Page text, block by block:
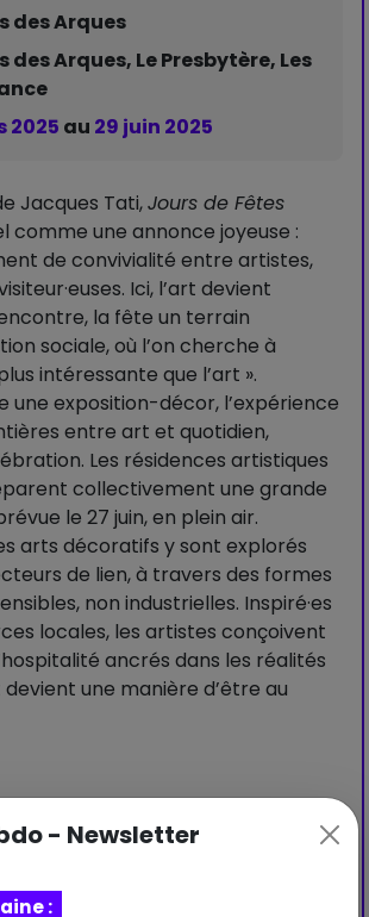
des Arques
des Arques, Le Presbytère, Les
2025 au 29 juin 2025
Jacques Tati,Jours de Fêtes
comme une annonce joyeuse :
de convivialité entre artistes,
Ici, l’art devient
la fête un terrain
sociale, où l’on cherche à
intéressante que l’art ».
une exposition-décor, l’expérience
entre art et quotidien,
Les résidences artistiques
collectivement une grande
le 27 juin, en plein air.
arts décoratifs y sont explorés
de lien, à travers des formes
non industrielles. Inspiré·es
locales, les artistes conçoivent
ancrés dans les réalités
devient une manière d’être au
Visiter le site web
- Newsletter
: